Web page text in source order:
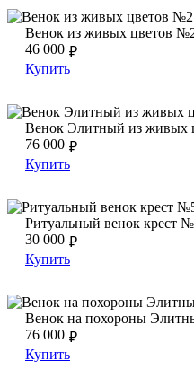
Венок из живых цветов №2
Венок из живых цветов
Венок из живых цветов
₽
46 000
Купить
Венок Элитный из живых
Венок Элитный из живых
Венок Элитный из живых
₽
76 000
Купить
Ритуальный венок крест №54
Ритуальный венок крест
Ритуальный венок крест
₽
30 000
Купить
Венок на похороны
Венок на похороны
Венок на похороны
₽
76 000
Купить